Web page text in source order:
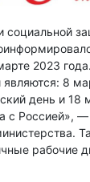
социальной
2023
8
день и 18
с Россией», —
рабочие